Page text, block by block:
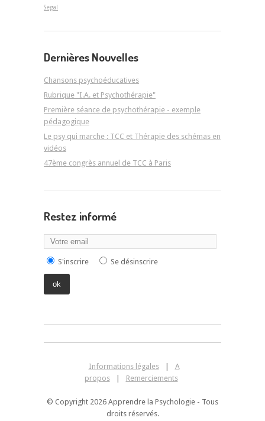
Segal
Dernières Nouvelles
Chansons psychoéducatives
Rubrique "I.A. et Psychothérapie"
Première séance de psychothérapie - exemple
pédagogique
Le psy qui marche : TCC et Thérapie des schémas en
vidéos
47ème congrès annuel de TCC à Paris
Restez informé
S'inscrire Se désinscrire
Informations légales
A
propos
Remerciements
© Copyright 2026 Apprendre la Psychologie - Tous
droits réservés.